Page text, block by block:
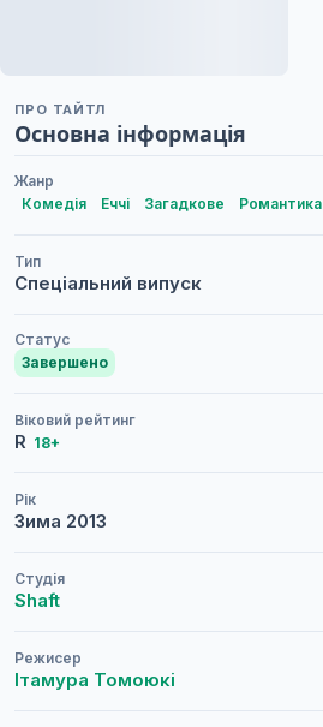
ПРО ТАЙТЛ
Основна інформація
Жанр
Комедія
Еччі Загадкове Романтика
Тип
Спеціальний випуск
Статус
Завершено
Віковий рейтинг
R 18+
Рік
Зима 2013
Студія
Shaft
Режисер
Ітамура Томоюкі